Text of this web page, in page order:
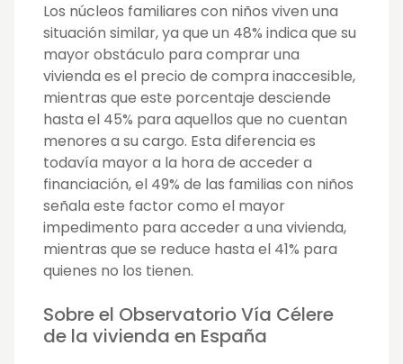
Los núcleos familiares con niños viven una
situación similar, ya que un 48% indica que su
mayor obstáculo para comprar una
vivienda es el precio de compra inaccesible,
mientras que este porcentaje desciende
hasta el 45% para aquellos que no cuentan
menores a su cargo. Esta diferencia es
todavía mayor a la hora de acceder a
financiación, el 49% de las familias con niños
señala este factor como el mayor
impedimento para acceder a una vivienda,
mientras que se reduce hasta el 41% para
quienes no los tienen.
Sobre el Observatorio Vía Célere
de la vivienda en España